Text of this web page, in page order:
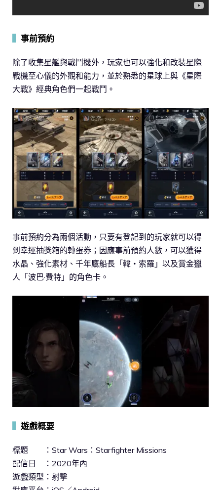
事前預約
除了收集星艦與戰鬥機外，玩家也可以強化和改裝星際
戰機至心儀的外觀和能力，並於熟悉的星球上與《星際
大戰》經典角色們一起戰鬥。
事前預約分為兩個活動，只要有登記到的玩家就可以得
到幸運抽獎箱的轉蛋券；因應事前預約人數，可以獲得
水晶、強化素材、千年鷹船長「韓‧索羅」以及賞金獵
人「波巴·費特」的角色卡。
遊戲概要
標題 ：Star Wars：Starfighter Missions
配信日 ：2020年內
遊戲類型：射撃